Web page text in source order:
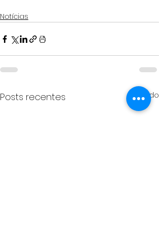
Notícias
Posts recentes Ver tudo